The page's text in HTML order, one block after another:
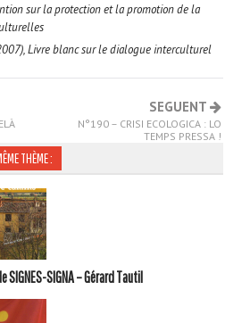
sur la protection et la promotion de la
Livre blanc sur le dialogue interculturel
SEGUENT
N°190 – CRISI ECOLOGICA : LO
TEMPS PRESSA !
THÈME :
SIGNES-SIGNA – Gérard Tautil